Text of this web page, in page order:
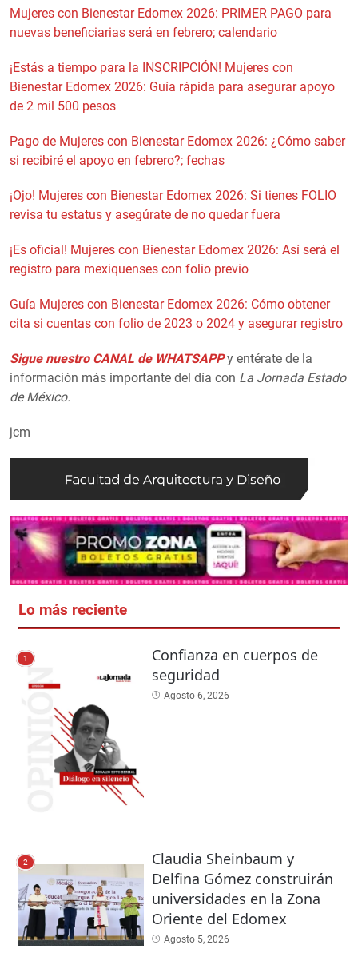
Mujeres con Bienestar Edomex 2026: PRIMER PAGO para
nuevas beneficiarias será en febrero; calendario
¡Estás a tiempo para la INSCRIPCIÓN! Mujeres con
Bienestar Edomex 2026: Guía rápida para asegurar apoyo
de 2 mil 500 pesos
Pago de Mujeres con Bienestar Edomex 2026: ¿Cómo saber
si recibiré el apoyo en febrero?; fechas
¡Ojo! Mujeres con Bienestar Edomex 2026: Si tienes FOLIO
revisa tu estatus y asegúrate de no quedar fuera
¡Es oficial! Mujeres con Bienestar Edomex 2026: Así será el
registro para mexiquenses con folio previo
Guía Mujeres con Bienestar Edomex 2026: Cómo obtener
cita si cuentas con folio de 2023 o 2024 y asegurar registro
Sigue nuestro CANAL de WHATSAPP y entérate de la
información más importante del día con La Jornada Estado
de México.
jcm
Lo más reciente
1
Confianza en cuerpos de
seguridad
Agosto 6, 2026
2
Claudia Sheinbaum y
Delfina Gómez construirán
universidades en la Zona
Oriente del Edomex
Agosto 5, 2026